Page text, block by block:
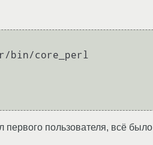
core_perl
первого пользователя, всё